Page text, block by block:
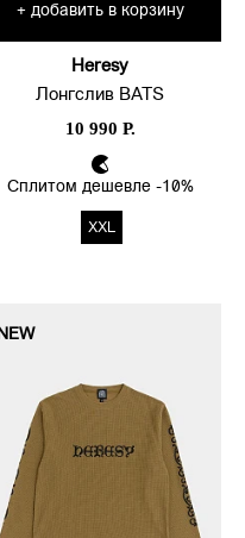
+ добавить в корзину
Heresy
Лонгслив BATS
10 990 Р.
Сплитом дешевле -10%
XXL